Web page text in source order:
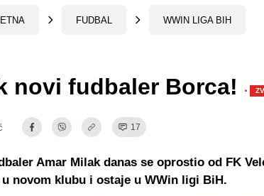
FUDBAL WWIN LIGA BIH
novi fudbaler Borca! ·
17
Amar Milak danas se oprostio od FK
novom klubu i ostaje u WWin ligi BiH.